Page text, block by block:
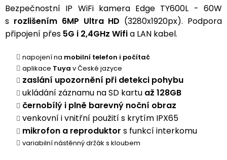
Sportovní
sluchátka
dotykovým
displejem
Ochranné
fólie
a
Příslušenství
Sada
s
Sada
se
2
bateriemi
Sada
se
4G
kamery
(SIM
karta)
Kamerové
systémy
Příslušenství
ke
kamerám
na
zmrzlinu
ledovou
Paměti
úložiště
Paměťové
karty
Napájecí
kabely
Bezpečnostní IP WiFi kamera Edge TY600L - 60W
s rozlišením 6MP Ultra HD (3280x1920px). Podpora
připojení přes 5G i 2,4GHz Wifia LAN kabel.
napojení na mobilní telefon i počítač
aplikace Tuya v České jazyce
zaslání upozornění při detekci pohybu
ukládání záznamu na SD kartu až 128GB
černobílý i plně barevný noční obraz
venkovní i vnitřní použití s krytím IPX65
mikrofon a reproduktor s funkcí interkomu
variabilní nástěnný držák s kloubem